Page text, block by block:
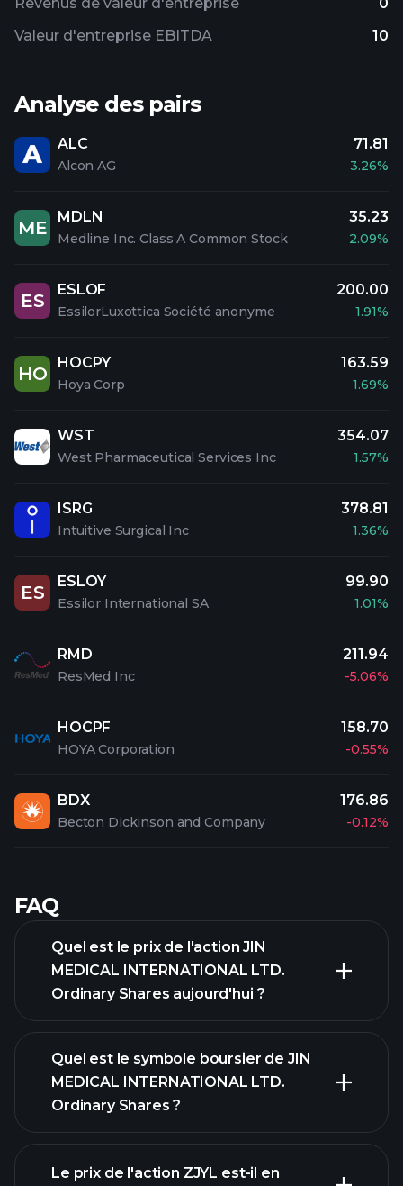
Valeur d'entreprise EBITDA
10
Analyse des pairs
ALC
Alcon AG
71.81
3.26%
ME
MDLN
Medline Inc. Class A Common Stock
35.23
2.09%
ES
ESLOF
EssilorLuxottica Société anonyme
200.00
1.91%
HO
HOCPY
Hoya Corp
163.59
1.69%
WST
West Pharmaceutical Services Inc
354.07
1.57%
ISRG
Intuitive Surgical Inc
378.81
1.36%
ES
ESLOY
Essilor International SA
99.90
1.01%
RMD
ResMed Inc
211.94
-5.06%
HOCPF
HOYA Corporation
158.70
-0.55%
BDX
Becton Dickinson and Company
176.86
-0.12%
FAQ
Quel est le prix de l'action JIN
MEDICAL INTERNATIONAL LTD.
Ordinary Shares aujourd'hui ?
Quel est le symbole boursier de JIN
MEDICAL INTERNATIONAL LTD.
Ordinary Shares ?
Le prix de l'action ZJYL est-il en